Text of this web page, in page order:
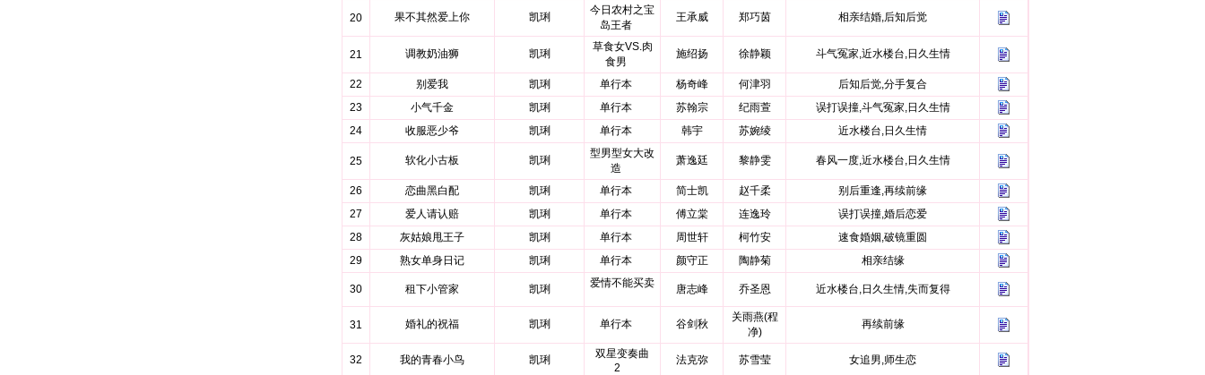
20 果不其然爱上你 凯琍
今日农村之宝
岛王者
王承威 郑巧茵 相亲结婚,后知后觉
21 调教奶油狮 凯琍
草食女VS.肉
食男
施绍扬 徐静颖 斗气冤家,近水楼台,日久生情
22 别爱我 凯琍 单行本 杨奇峰 何津羽
后知后觉,分手复合
23
小气千金 凯琍 单行本 苏翰宗 纪雨萱
误打误撞,斗气冤家,日久生情
24
收服恶少爷 凯琍 单行本 韩宇 苏婉绫 近水楼台,日久生情
25 软化小古板 凯琍
型男型女大改
造
萧逸廷 黎静雯 春风一度,近水楼台,日久生情
26 恋曲黑白配 凯琍 单行本 简士凯 赵千柔
别后重逢,再续前缘
27
爱人请认赔 凯琍 单行本 傅立棠 连逸玲
误打误撞,婚后恋爱
28
灰姑娘甩王子 凯琍 单行本 周世轩 柯竹安
速食婚姻,破镜重圆
29
熟女单身日记 凯琍 单行本 颜守正 陶静菊 相亲结缘
30 租下小管家 凯琍 爱情不能买卖 唐志峰 乔圣恩 近水楼台,日久生情,失而复得
31 婚礼的祝福 凯琍 单行本 谷剑秋
关雨燕(程
净)
再续前缘
32 我的青春小鸟 凯琍
双星变奏曲
2
法克弥 苏雪莹 女追男,师生恋